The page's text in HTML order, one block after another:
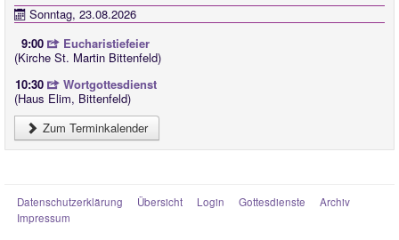
Sonntag, 23.08.2026
9:00
Eucharistiefeier
(Kirche St. Martin Bittenfeld)
10:30
Wortgottesdienst
(Haus Elim, Bittenfeld)
Zum Terminkalender
Datenschutzerklärung Übersicht Login Gottesdienste
Archiv
Impressum